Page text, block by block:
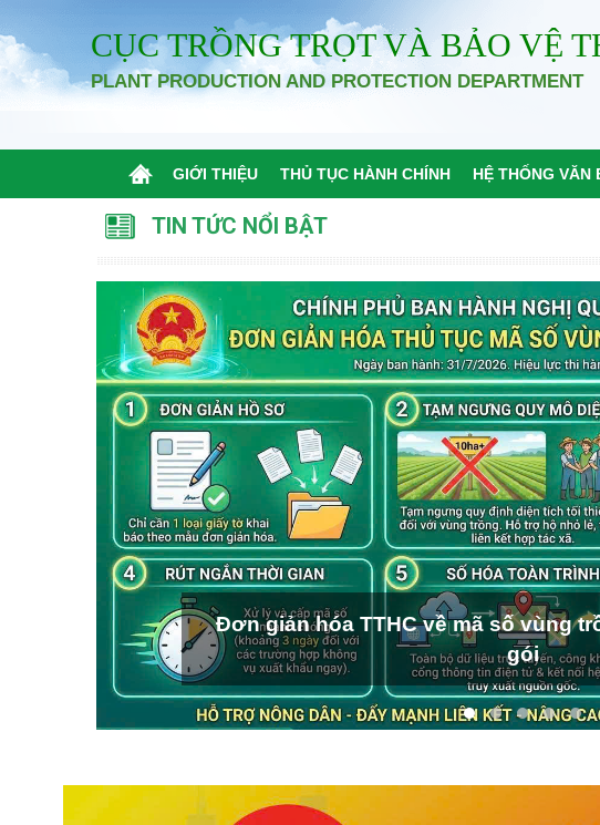
CỤC TRỒNG TRỌT VÀ BẢO VỆ
PLANT PRODUCTION AND PROTECTION DEPARTMENT
GIỚI THIỆU THỦ TỤC HÀNH CHÍNH HỆ THỐNG VĂN
TIN TỨC NỔI BẬT
Đơn giản hóa TTHC về mã số vùng
gói